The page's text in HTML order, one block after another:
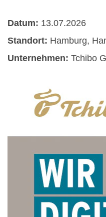
Datum: 13.07.2026
Standort: Hamburg,
Unternehmen: Tchibo